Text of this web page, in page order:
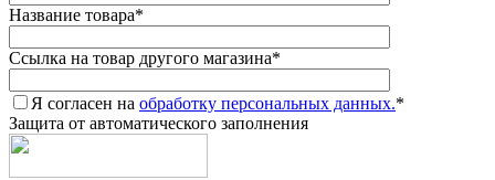
Название товара*
Ссылка на товар другого магазина*
Я согласен на обработку персональных данных.*
Защита от автоматического заполнения